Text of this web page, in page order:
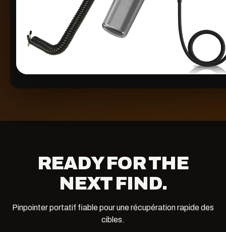
READY FOR THE
NEXT FIND.
Pinpointer portatif fiable pour une récupération rapide des
cibles.